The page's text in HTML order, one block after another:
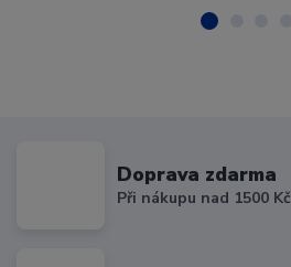
Doprava zdarma
Při nákupu nad 1500 Kč